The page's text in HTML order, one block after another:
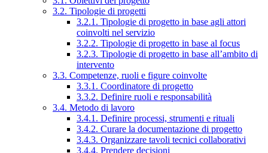
3.2. Tipologie di progetti
3.2.1. Tipologie di progetto in base agli attori
coinvolti nel servizio
3.2.2. Tipologie di progetto in base al focus
3.2.3. Tipologie di progetto in base all’ambito di
intervento
3.3. Competenze, ruoli e figure coinvolte
3.3.1. Coordinatore di progetto
3.3.2. Definire ruoli e responsabilità
3.4. Metodo di lavoro
3.4.1. Definire processi, strumenti e rituali
3.4.2. Curare la documentazione di progetto
3.4.3. Organizzare tavoli tecnici collaborativi
3.4.4. Prendere decisioni